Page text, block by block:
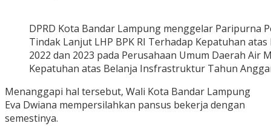
DPRD Kota Bandar Lampung menggelar Paripurna
Tindak Lanjut LHP BPK RI Terhadap Kepatuhan
2022 dan 2023 pada Perusahaan Umum Daerah Air
Kepatuhan atas Belanja Insfrastruktur Tahun
Menanggapi hal tersebut, Wali Kota Bandar Lampung
Eva Dwiana mempersilahkan pansus bekerja dengan
semestinya.